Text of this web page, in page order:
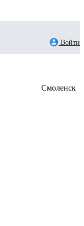
Войти
Смоленск